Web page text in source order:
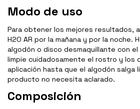
Modo de uso
Para obtener los mejores resultados,
H2O AR por la mañana y por la noche.
algodón o disco desmaquillante con el
limpie cuidadosamente el rostro y los
aplicación hasta que el algodón salga
producto no necesita aclarado.
Composición